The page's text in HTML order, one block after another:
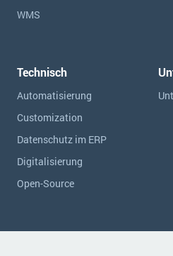
WMS
Technisch
Automatisierung
Customization
Datenschutz im ERP
Digitalisierung
Open-Source